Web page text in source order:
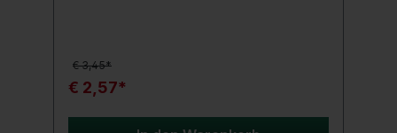
€ 3,45*
€ 2,57*